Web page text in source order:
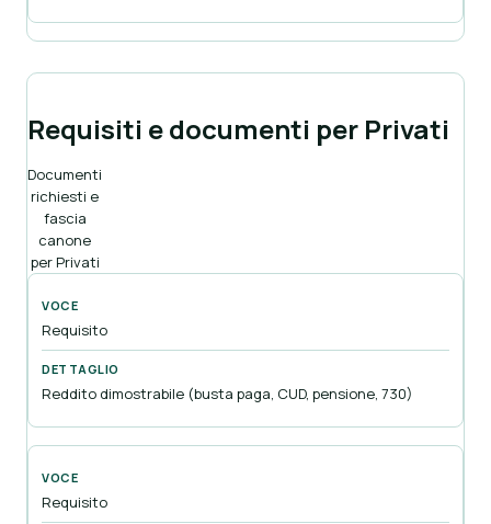
Requisiti e documenti per Privati
Documenti
richiesti e
fascia
canone
per Privati
Requisito
Reddito dimostrabile (busta paga, CUD, pensione, 730)
Requisito